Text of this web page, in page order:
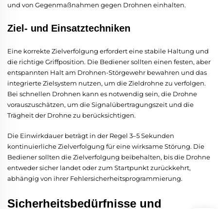
und von Gegenmaßnahmen gegen Drohnen einhalten.
Ziel- und Einsatztechniken
Eine korrekte Zielverfolgung erfordert eine stabile Haltung und
die richtige Griffposition. Die Bediener sollten einen festen, aber
entspannten Halt am Drohnen-Störgewehr bewahren und das
integrierte Zielsystem nutzen, um die Zieldrohne zu verfolgen.
Bei schnellen Drohnen kann es notwendig sein, die Drohne
vorauszuschätzen, um die Signalübertragungszeit und die
Trägheit der Drohne zu berücksichtigen.
Die Einwirkdauer beträgt in der Regel 3–5 Sekunden
kontinuierliche Zielverfolgung für eine wirksame Störung. Die
Bediener sollten die Zielverfolgung beibehalten, bis die Drohne
entweder sicher landet oder zum Startpunkt zurückkehrt,
abhängig von ihrer Fehlersicherheitsprogrammierung.
Sicherheitsbedürfnisse und